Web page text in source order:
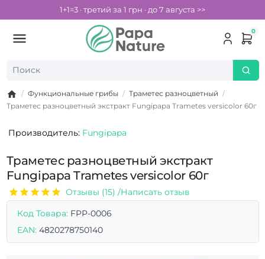
1+1=3 · третий за 1 грн · до 7 августа >>
0
Функциональные грибы
Траметес разноцветный
Траметес разноцветный экстракт Fungipapa Trametes versicolor 60г
Производитель: Fungipapa
Траметес разноцветный экстракт
Fungipapa Trametes versicolor 60г
Отзывы (15) /Написать отзыв
Код Товара: FPP-0006
EAN: 4820278750140